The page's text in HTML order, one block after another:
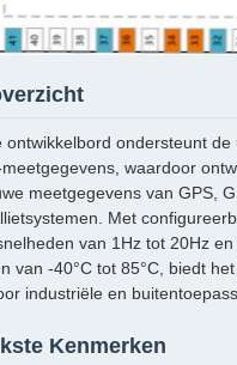
ontwikkelbord ondersteunt
waardoor
meetgegevens van GPS,
Met
van 1Hz tot 20Hz
van -40°C tot 85°C, biedt
industriële en
Kenmerken